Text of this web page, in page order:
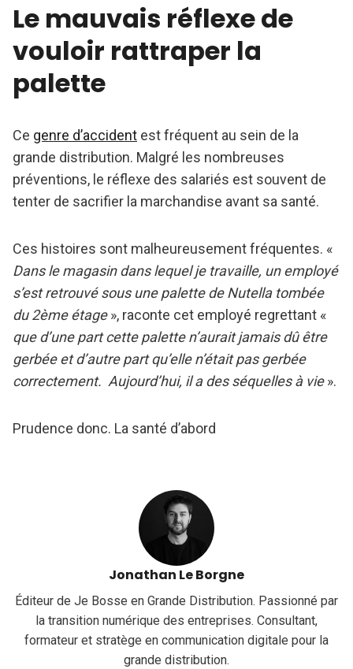
Le mauvais réflexe de
vouloir rattraper la
palette
Ce genre d’accident est fréquent au sein de la
grande distribution. Malgré les nombreuses
préventions, le réflexe des salariés est souvent de
tenter de sacrifier la marchandise avant sa santé.
Ces histoires sont malheureusement fréquentes. «
Dans le magasin dans lequel je travaille, un employé
s’est retrouvé sous une palette de Nutella tombée
du 2ème étage», raconte cet employé regrettant «
que d’une part cette palette n’aurait jamais dû être
gerbée et d’autre part qu’elle n’était pas gerbée
correctement. Aujourd’hui, il a des séquelles à vie».
Prudence donc. La santé d’abord
Jonathan Le Borgne
Éditeur de Je Bosse en Grande Distribution. Passionné par
la transition numérique des entreprises. Consultant,
formateur et stratège en communication digitale pour la
grande distribution.